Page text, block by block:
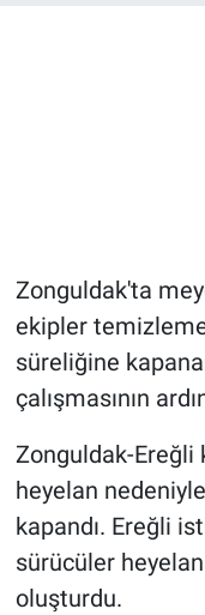
Zonguldak'ta
ekipler temizleme
süreliğine
çalışmasının
Zonguldak-Ereğli
heyelan
kapandı. Ereğli
sürücüler
oluşturdu.